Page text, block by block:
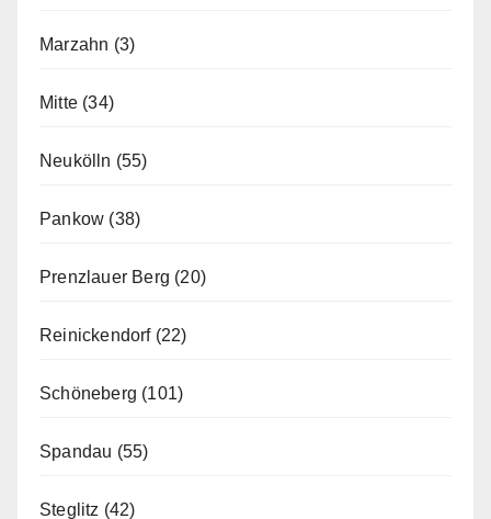
Marzahn (3)
Mitte (34)
Neukölln (55)
Pankow (38)
Prenzlauer Berg (20)
Reinickendorf(22)
Schöneberg (101)
Spandau (55)
Steglitz (42)